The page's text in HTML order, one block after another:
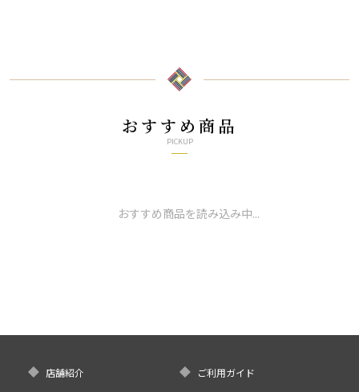
おすすめ商品
PICKUP
おすすめ商品を読み込み中...
店舗紹介 ご利用ガイド